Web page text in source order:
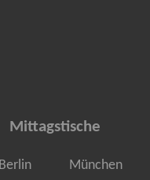
Mittagstische
Berlin
München